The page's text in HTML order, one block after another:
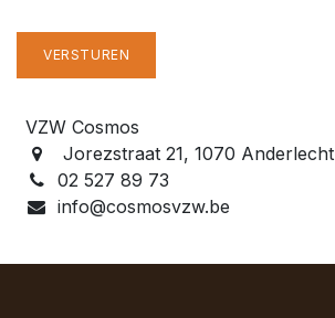
VERSTUREN
VZW Cosmos
Jorezstraat 21, 1070 Anderlecht
02 527 89 73
info@cosmosvzw.be